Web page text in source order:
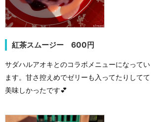
紅茶スムージー 600円
サダハルアオキとのコラボメニューになってい
ます。甘さ控えめでゼリーも入ってたりしてて
美味しかったです💕